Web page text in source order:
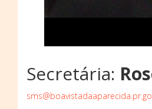
Secretária: